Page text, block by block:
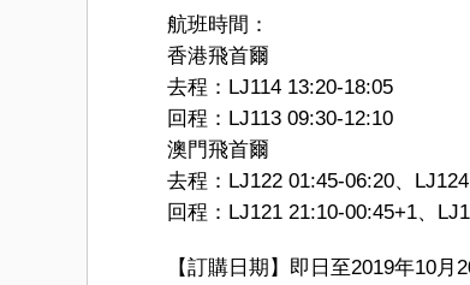
航班時間：
香港飛首爾
去程：LJ114 13:20-18:05
回程：LJ113 09:30-12:10
澳門飛首爾
去程：LJ122 01:45-06:20、
回程：LJ121 21:10-00:45+1、
【訂購日期】即日至2019年10